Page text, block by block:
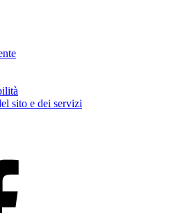
sito e dei servizi